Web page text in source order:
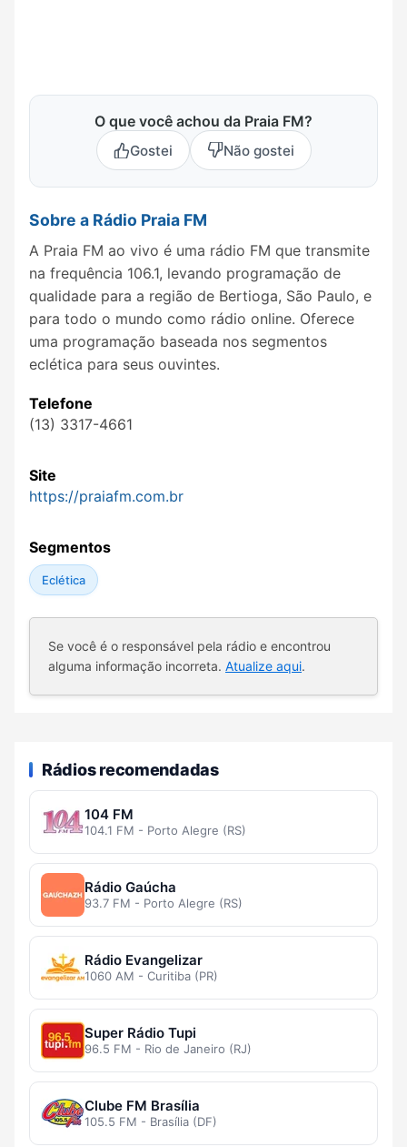
O que você achou da Praia FM?
Gostei Não gostei
Sobre a Rádio Praia FM
A Praia FM ao vivo é uma rádio FM que transmite
na frequência 106.1, levando programação de
qualidade para a região de Bertioga, São Paulo, e
para todo o mundo como rádio online. Oferece
uma programação baseada nos segmentos
eclética para seus ouvintes.
Telefone
(13) 3317-4661
Site
https://praiafm.com.br
Segmentos
Eclética
Se você é o responsável pela rádio e encontrou
alguma informação incorreta. Atualize aqui.
Rádios recomendadas
104 FM
104.1 FM - Porto Alegre (RS)
Rádio Gaúcha
93.7 FM - Porto Alegre (RS)
Rádio Evangelizar
1060 AM - Curitiba (PR)
Super Rádio Tupi
96.5 FM - Rio de Janeiro (RJ)
Clube FM Brasília
105.5 FM - Brasília (DF)